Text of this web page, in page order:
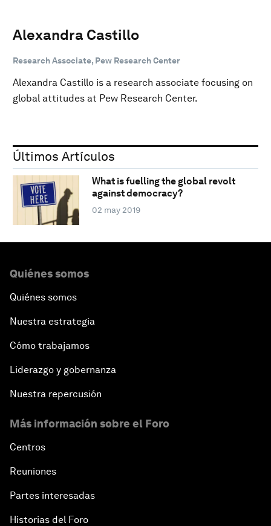
Alexandra Castillo
Research Associate, Pew Research Center
Alexandra Castillo is a research associate focusing on
global attitudes at Pew Research Center.
Últimos Artículos
What is fuelling the global revolt
against democracy?
02 may 2019
Quiénes somos
Quiénes somos
Nuestra estrategia
Cómo trabajamos
Liderazgo y gobernanza
Nuestra repercusión
Más información sobre el Foro
Centros
Reuniones
Partes interesadas
Historias del Foro